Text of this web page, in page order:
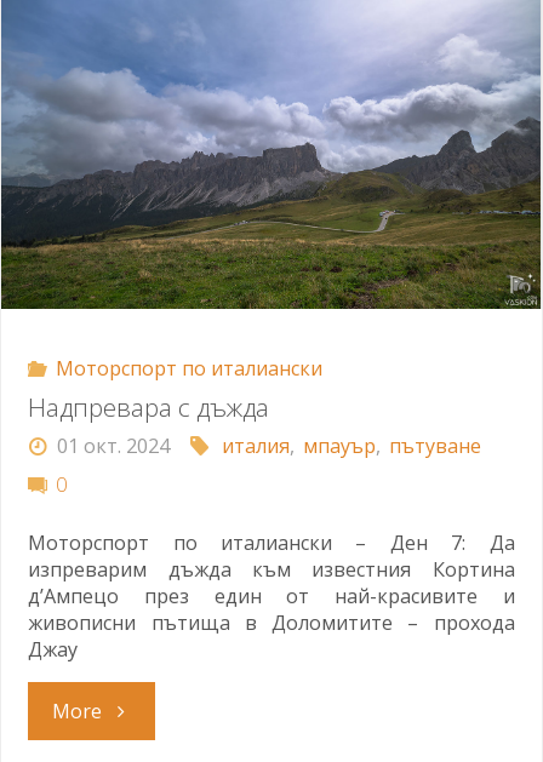
Моторспорт по италиански
Надпревара с дъжда
01 окт. 2024 италия, мпауър, пътуване
0
Моторспорт по италиански – Ден 7: Да
изпреварим дъжда към известния Кортина
д’Ампецо през един от най-красивите и
живописни пътища в Доломитите – прохода
Джау
More"Надпревара